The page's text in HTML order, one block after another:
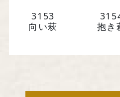
西洞院通三条下ル
TEL
3153
向い萩
抱き